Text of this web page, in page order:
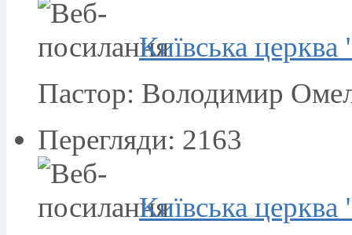
Київська церква
Пастор: Володимир
Перегляди: 2163
Київська